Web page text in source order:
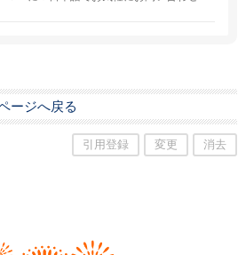
ージへ戻る
引用登録 変更 消去